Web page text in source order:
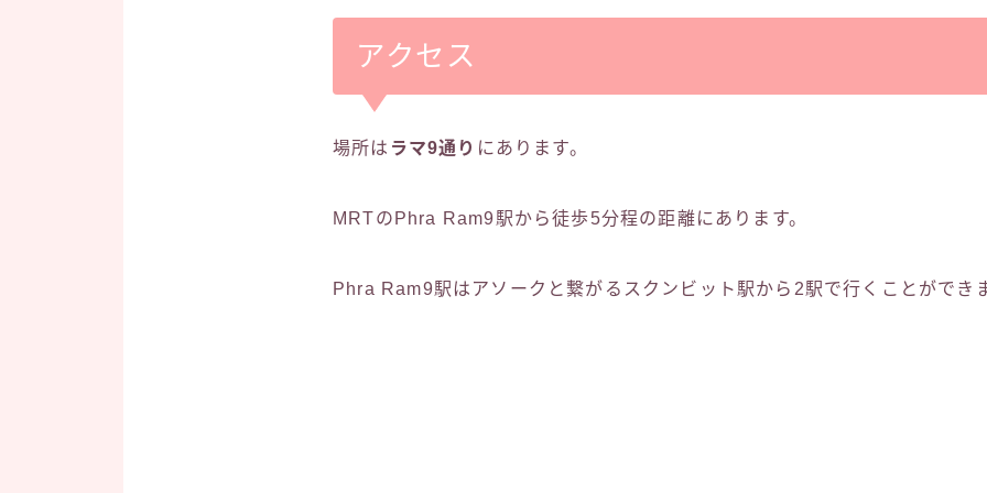
アクセス
場所は ラマ9通り にあります。
MRTのPhra Ram9駅から徒歩5分程の距離にあります。
Phra Ram9駅はアソークと繋がるスクンビット駅から2駅で行くことができ